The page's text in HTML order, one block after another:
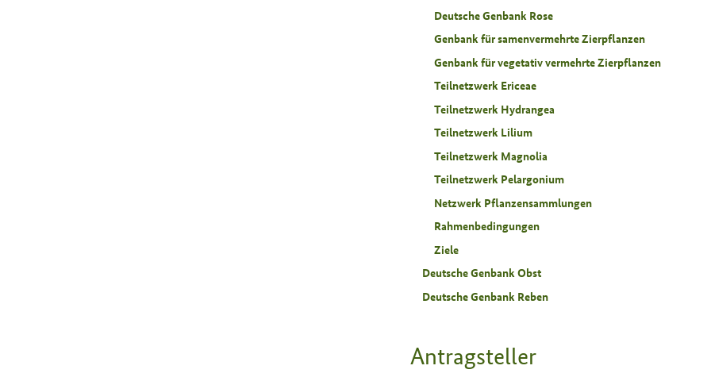
Deutsche Genbank Rose
Genbank für samenvermehrte Zierpflanzen
Genbank für vegetativ vermehrte Zierpflanzen
Teilnetzwerk Ericeae
Teilnetzwerk Hydrangea
Teilnetzwerk Lilium
Teilnetzwerk Magnolia
Teilnetzwerk Pelargonium
Netzwerk Pflanzensammlungen
Rahmenbedingungen
Ziele
Deutsche Genbank Obst
Deutsche Genbank Reben
Antrag­steller